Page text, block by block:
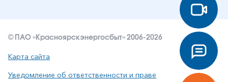
© ПАО «Красноярскэнергосбыт» 2006-2026
Карта сайта
Уведомление об ответственности и праве